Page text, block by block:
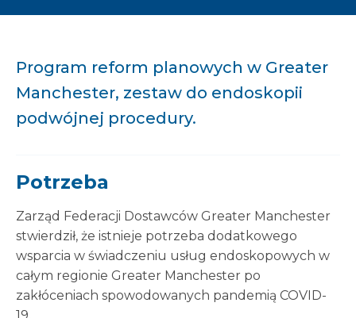
Program reform planowych w Greater
Manchester, zestaw do endoskopii
podwójnej procedury.
Potrzeba
Zarząd Federacji Dostawców Greater Manchester
stwierdził, że istnieje potrzeba dodatkowego
wsparcia w świadczeniu usług endoskopowych w
całym regionie Greater Manchester po
zakłóceniach spowodowanych pandemią COVID-